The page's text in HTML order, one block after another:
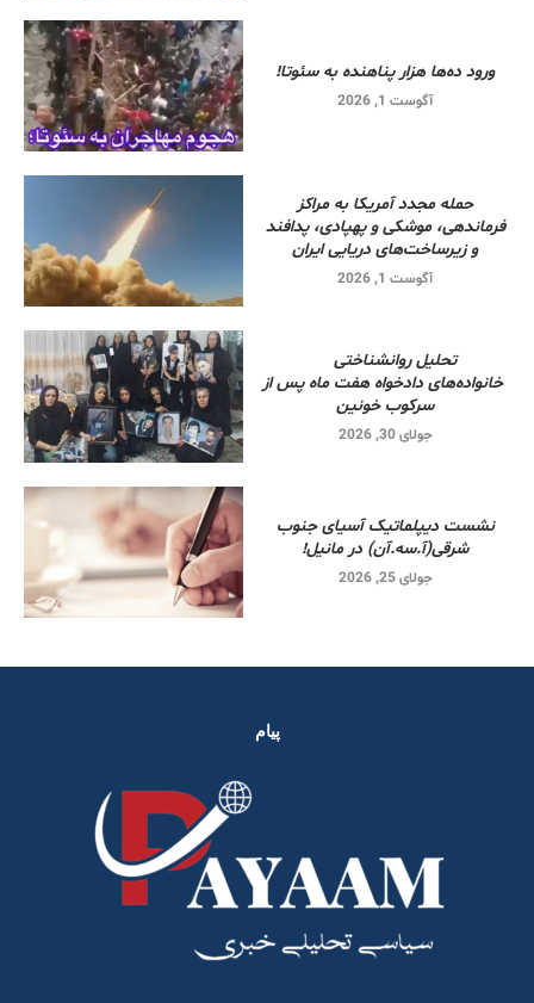
ورود ده‌ها هزار پناهنده به سئوتا!
آگوست 1, 2026
حمله مجدد آمریکا به مراکز
فرماندهی، موشکی و پهپادی، پدافند
و زیرساخت‌های دریایی ایران
آگوست 1, 2026
تحلیل روانشناختی
خانواده‌های دادخواه هفت ماه پس از
سرکوب خونین
جولای 30, 2026
نشست دیپلماتیک آسیای جنوب
شرقی‌(آ.سه.آن) در مانیل!
جولای 25, 2026
پیام